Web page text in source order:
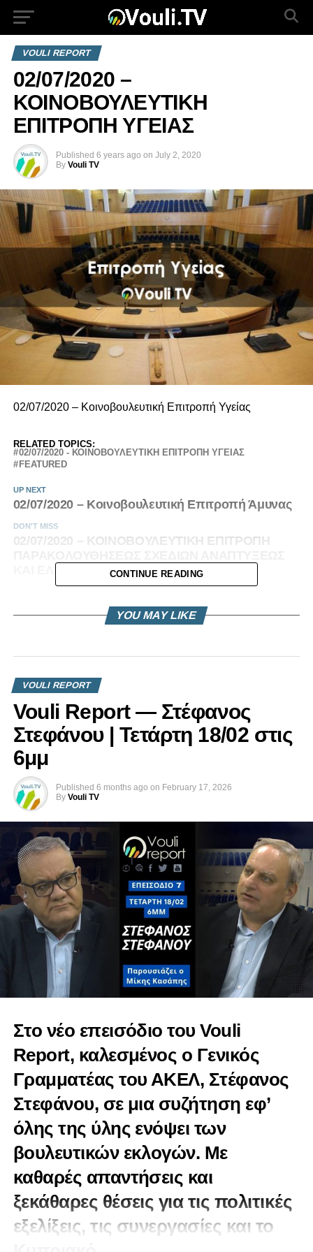
VOULI REPORT
02/07/2020 –
ΚΟΙΝΟΒΟΥΛΕΥΤΙΚΗ
ΕΠΙΤΡΟΠΗ ΥΓΕΙΑΣ
Published 6 years ago on July 2, 2020
By Vouli TV
02/07/2020 – Κοινοβουλευτική Επιτροπή Υγείας
RELATED TOPICS:
02/07/2020 - ΚΟΙΝΟΒΟΥΛΕΥΤΙΚΗ ΕΠΙΤΡΟΠΗ ΥΓΕΙΑΣ
FEATURED
UP NEXT
02/07/2020 – Κοινοβουλευτική Επιτροπή Άμυνας
DON'T MISS
02/07/2020 – ΚΟΙΝΟΒΟΥΛΕΥΤΙΚΗ ΕΠΙΤΡΟΠΗ
ΚΑΙ ΕΛΕΓΧΟΥ ΔΗΜΟΣΙΩΝ ΔΑΠΑΝΩΝ
CONTINUE READING
YOU MAY LIKE
VOULI REPORT
Vouli Report — Στέφανος
Στεφάνου | Τετάρτη 18/02 στις
6μμ
Published 6 months ago on February 17, 2026
By Vouli TV
Στο νέο επεισόδιο του Vouli
Report, καλεσμένος ο Γενικός
Γραμματέας του ΑΚΕΛ, Στέφανος
Στεφάνου, σε μια συζήτηση εφ’
όλης της ύλης ενόψει των
βουλευτικών εκλογών. Με
καθαρές απαντήσεις και
ξεκάθαρες θέσεις για τις πολιτικές
εξελίξεις, τις συνεργασίες και το